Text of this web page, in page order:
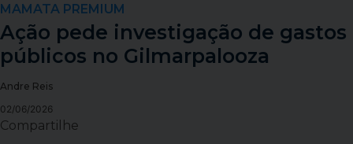
MAMATA PREMIUM
Ação pede investigação de gastos
públicos no Gilmarpalooza
Andre Reis
02/06/2026
Compartilhe